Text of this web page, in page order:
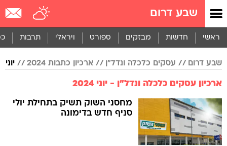
שבע דרום
ראשי חדשות מבזקים ספורט ויראלי תרבות
שבע דרום עסקים כלכלה ונדל"ן ארכיון כתבות 2024 יוני
ארכיון עסקים כלכלה ונדל"ן - יוני 2024
מחסני השוק תשיק בתחילת יולי
סניף חדש בדימונה